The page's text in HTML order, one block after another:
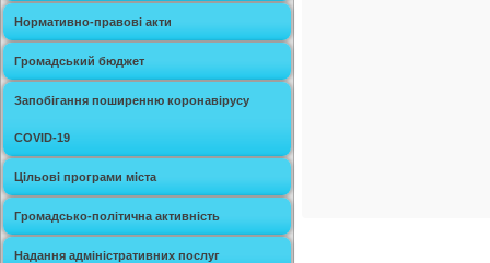
Нормативно-правові акти
Громадський бюджет
Запобігання поширенню коронавірусу
COVID-19
Цільові програми міста
Громадсько-політична активність
Надання адміністративних послуг